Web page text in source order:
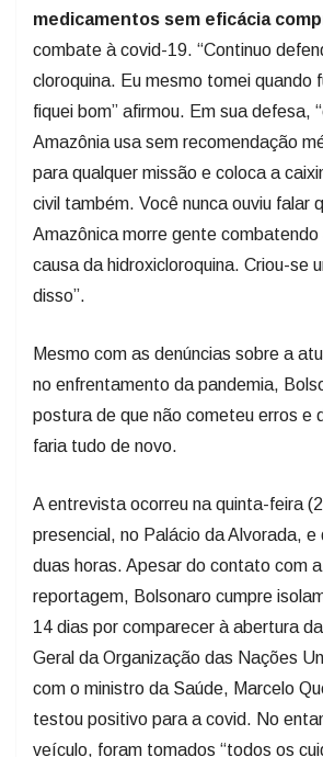
medicamentos sem eficácia
combate à covid-19. “Continuo
cloroquina. Eu mesmo tomei quando
fiquei bom” afirmou. Em sua defesa,
Amazônia usa sem recomendação
para qualquer missão e coloca a
civil também. Você nunca ouviu falar
Amazônica morre gente combatendo
causa da hidroxicloroquina. Criou-se
disso”.
Mesmo com as denúncias sobre a
no enfrentamento da pandemia,
postura de que não cometeu erros e
faria tudo de novo.
A entrevista ocorreu na quinta-feira
presencial, no Palácio da Alvorada, e
duas horas. Apesar do contato com
reportagem, Bolsonaro cumpre
14 dias por comparecer à abertura
Geral da Organização das Nações
com o ministro da Saúde, Marcelo
testou positivo para a covid. No
veículo, foram tomados “todos os